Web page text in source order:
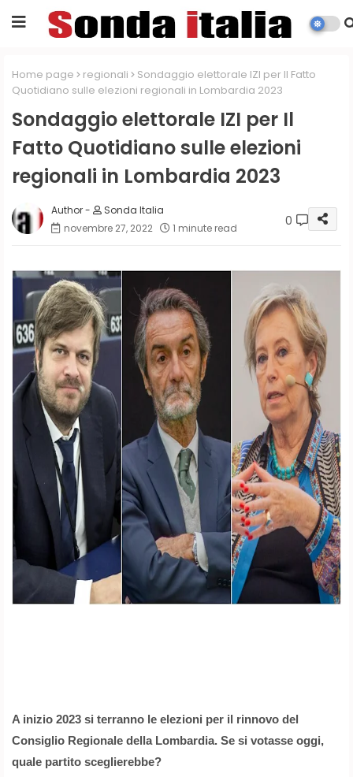
Home page regionali
Sondaggio elettorale IZI per Il Fatto
Quotidiano sulle elezioni regionali in Lombardia 2023
Sondaggio elettorale IZI per Il
Fatto Quotidiano sulle elezioni
regionali in Lombardia 2023
Sonda Italia
novembre 27, 2022
1 minute read 0
A inizio 2023 si terranno le elezioni per il rinnovo del
Consiglio Regionale della Lombardia. Se si votasse oggi,
quale partito sceglierebbe?